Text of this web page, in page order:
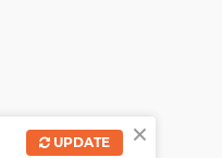
×
UPDATE